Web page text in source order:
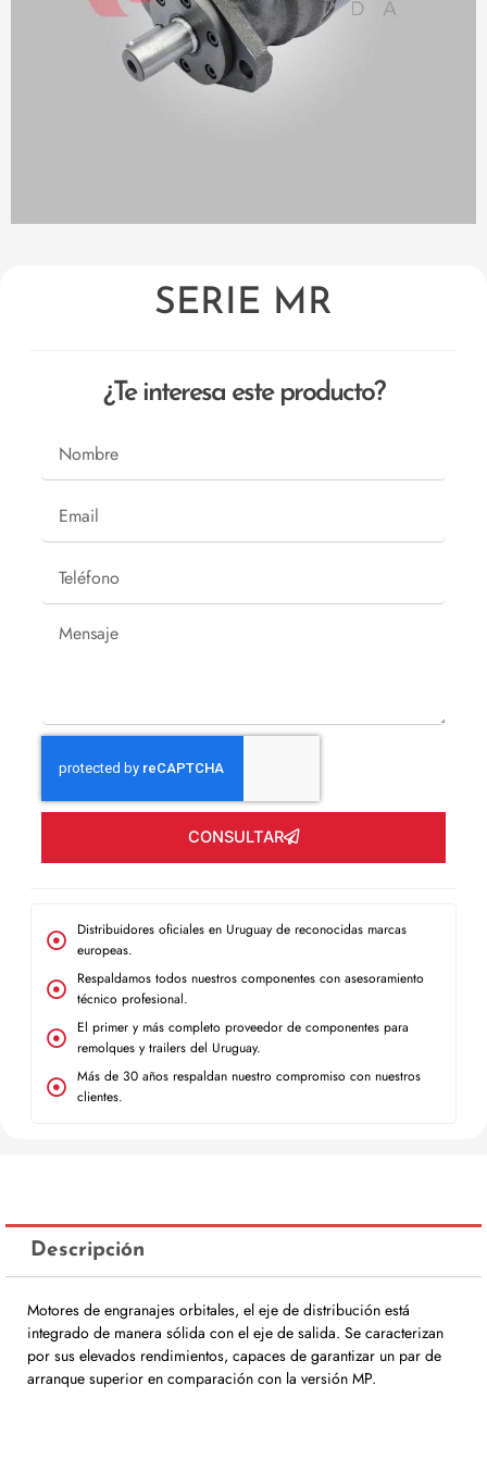
SERIE MR
¿Te interesa este producto?
Mensaje
CONSULTAR
Distribuidores oficiales en Uruguay de reconocidas marcas
europeas.
Respaldamos todos nuestros componentes con asesoramiento
técnico profesional.
El primer y más completo proveedor de componentes para
remolques y trailers del Uruguay.
Más de 30 años respaldan nuestro compromiso con nuestros
clientes.
Descripción
Motores de engranajes orbitales, el eje de distribución está
integrado de manera sólida con el eje de salida. Se caracterizan
por sus elevados rendimientos, capaces de garantizar un par de
arranque superior en comparación con la versión MP.